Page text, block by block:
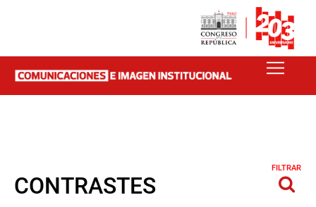
CONTRASTES
FILTRAR